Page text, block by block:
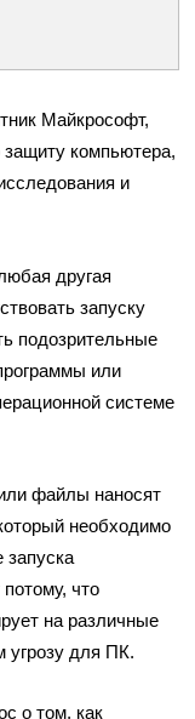
Майкрософт,
компьютера,
и
другая
запуску
подозрительные
или
системе
файлы наносят
необходимо
запуска
что
на различные
угрозу для ПК.
о том, как